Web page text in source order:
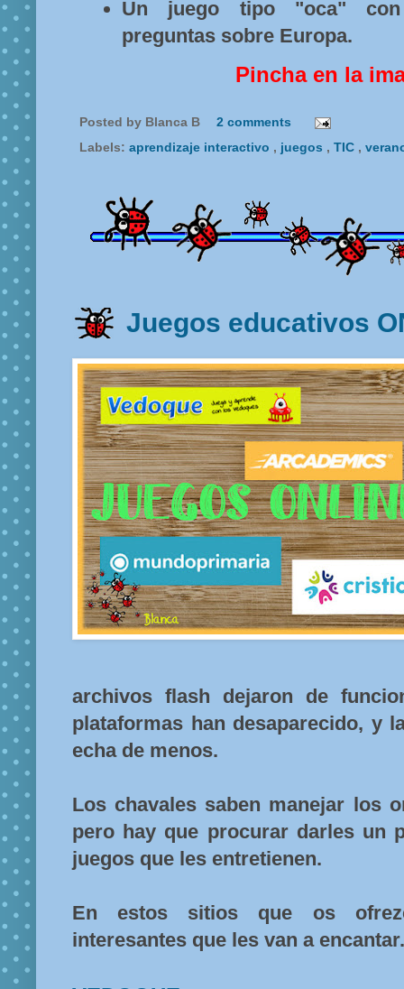
Un juego tipo "oca"
preguntas sobre Europa.
Pincha en la
Posted by Blanca B
2 comments
Labels: aprendizaje interactivo , juegos , TIC ,
Juegos educativos
archivos flash dejaron de
plataformas han desaparecido, y
echa de menos.
Los chavales saben manejar los
pero hay que procurar darles un
juegos que les entretienen.
En estos sitios que os
interesantes que les van a encantar.